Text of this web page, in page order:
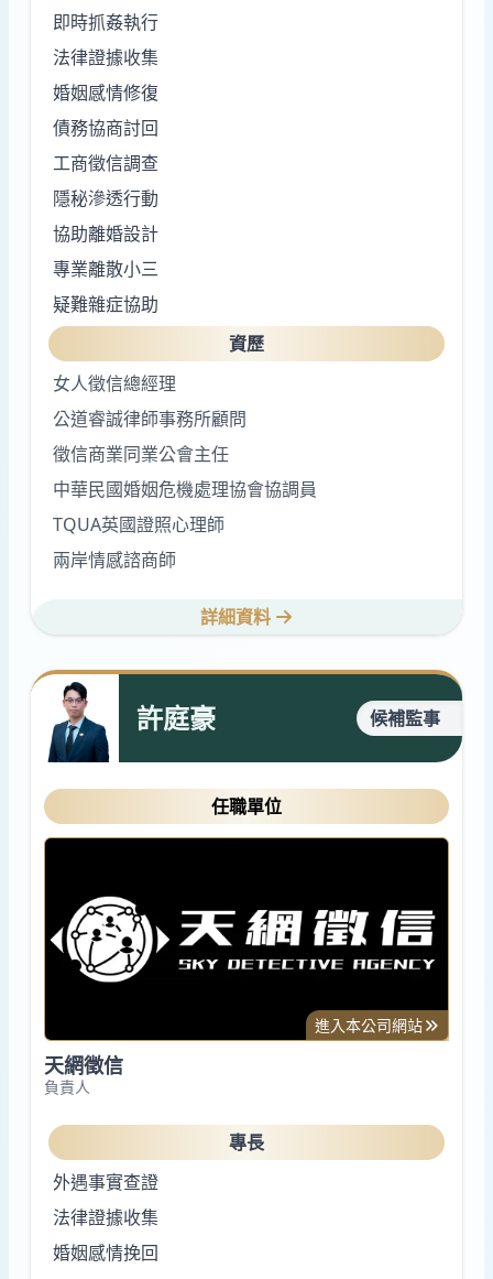
即時抓姦執行
法律證據收集
婚姻感情修復
債務協商討回
工商徵信調查
隱秘滲透行動
協助離婚設計
專業離散小三
疑難雜症協助
資歷
女人徵信總經理
公道睿誠律師事務所顧問
徵信商業同業公會主任
中華民國婚姻危機處理協會協調員
TQUA英國證照心理師
兩岸情感諮商師
詳細資料
許庭豪 候補監事
專長
外遇事實查證
法律證據收集
婚姻感情挽回
任職單位
進入本公司網站
天網徵信
負責人